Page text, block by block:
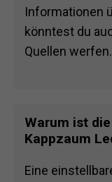
Informationen
könntest du
Quellen werfen.
Warum ist
Kappzaum
Eine